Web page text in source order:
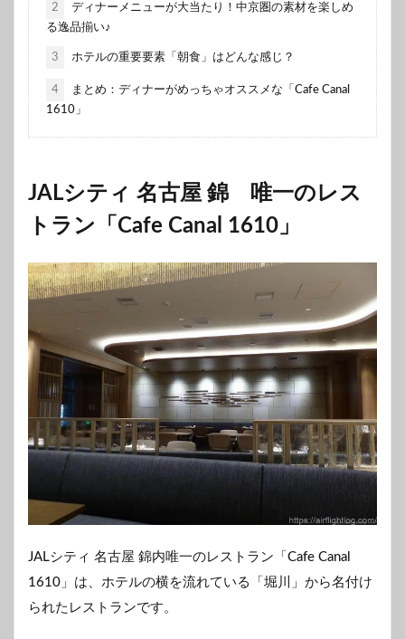
2
ディナーメニューが大当たり！中京圏の素材を楽しめ
る逸品揃い♪
3 ホテルの重要要素「朝食」はどんな感じ？
4
まとめ：ディナーがめっちゃオススメな「Cafe Canal
1610」
JALシティ 名古屋 錦 唯一のレス
トラン「Cafe Canal 1610」
JALシティ 名古屋 錦内唯一のレストラン「Cafe Canal
1610」は、ホテルの横を流れている「堀川」から名付け
られたレストランです。